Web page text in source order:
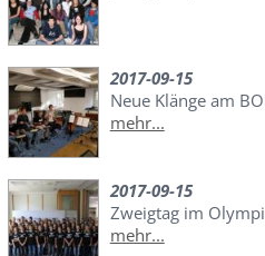
2017-09-15
Neue Klänge am
mehr...
2017-09-15
Zweigtag im
mehr...